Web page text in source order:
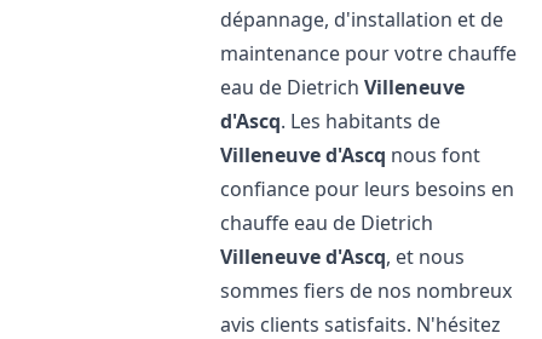
dépannage, d'installation et de
maintenance pour votre chauffe
eau de DietrichVilleneuve
d'Ascq. Les habitants de
Villeneuve d'Ascq nous font
confiance pour leurs besoins en
chauffe eau de Dietrich
Villeneuve d'Ascq, et nous
sommes fiers de nos nombreux
avis clients satisfaits. N'hésitez